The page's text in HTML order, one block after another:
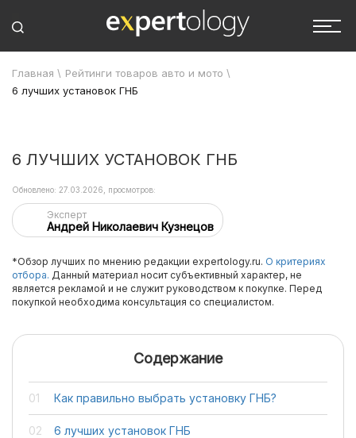
Главная \ Рейтинги товаров авто и мото \
6 лучших установок ГНБ
6 ЛУЧШИХ УСТАНОВОК ГНБ
Эксперт
Андрей Николаевич Кузнецов
Обновлено: 27.03.2026, просмотров:
*Обзор лучших по мнению редакции expertology.ru. О критериях
отбора. Данный материал носит субъективный характер, не
является рекламой и не служит руководством к покупке. Перед
покупкой необходима консультация со специалистом.
Содержание
Как правильно выбрать установку ГНБ?
6 лучших установок ГНБ